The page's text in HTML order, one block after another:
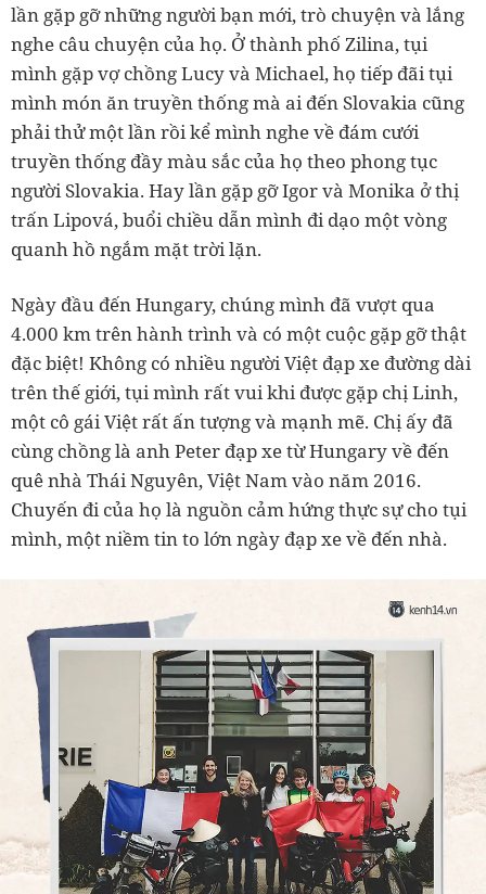
lần gặp gỡ những người bạn mới, trò chuyện và lắng
nghe câu chuyện của họ. Ở thành phố Zilina, tụi
mình gặp vợ chồng Lucy và Michael, họ tiếp đãi tụi
mình món ăn truyền thống mà ai đến Slovakia cũng
phải thử một lần rồi kể mình nghe về đám cưới
truyền thống đầy màu sắc của họ theo phong tục
người Slovakia. Hay lần gặp gỡ Igor và Monika ở thị
trấn Lipová, buổi chiều dẫn mình đi dạo một vòng
quanh hồ ngắm mặt trời lặn.
Ngày đầu đến Hungary, chúng mình đã vượt qua
4.000 km trên hành trình và có một cuộc gặp gỡ thật
đặc biệt! Không có nhiều người Việt đạp xe đường dài
trên thế giới, tụi mình rất vui khi được gặp chị Linh,
một cô gái Việt rất ấn tượng và mạnh mẽ. Chị ấy đã
cùng chồng là anh Peter đạp xe từ Hungary về đến
quê nhà Thái Nguyên, Việt Nam vào năm 2016.
Chuyến đi của họ là nguồn cảm hứng thực sự cho tụi
mình, một niềm tin to lớn ngày đạp xe về đến nhà.